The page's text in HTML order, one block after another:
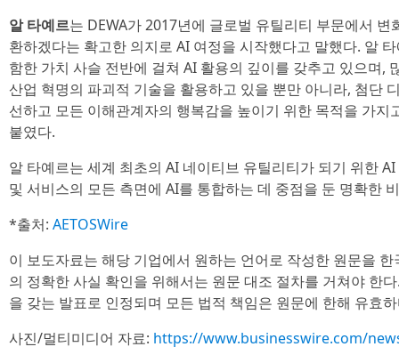
알 타예르는 DEWA가 2017년에 글로벌 유틸리티 부문에서
환하겠다는 확고한 의지로 AI 여정을 시작했다고 말했다. 알
함한 가치 사슬 전반에 걸쳐 AI 활용의 깊이를 갖추고 있으며,
산업 혁명의 파괴적 기술을 활용하고 있을 뿐만 아니라, 첨단
선하고 모든 이해관계자의 행복감을 높이기 위한 목적을 가
붙였다.
알 타예르는 세계 최초의 AI 네이티브 유틸리티가 되기 위한
및 서비스의 모든 측면에 AI를 통합하는 데 중점을 둔 명확한
*출처: AETOSWire
이 보도자료는 해당 기업에서 원하는 언어로 작성한 원문을
의 정확한 사실 확인을 위해서는 원문 대조 절차를 거쳐야 한
을 갖는 발표로 인정되며 모든 법적 책임은 원문에 한해 유효
사진/멀티미디어 자료: https://www.businesswire.com/